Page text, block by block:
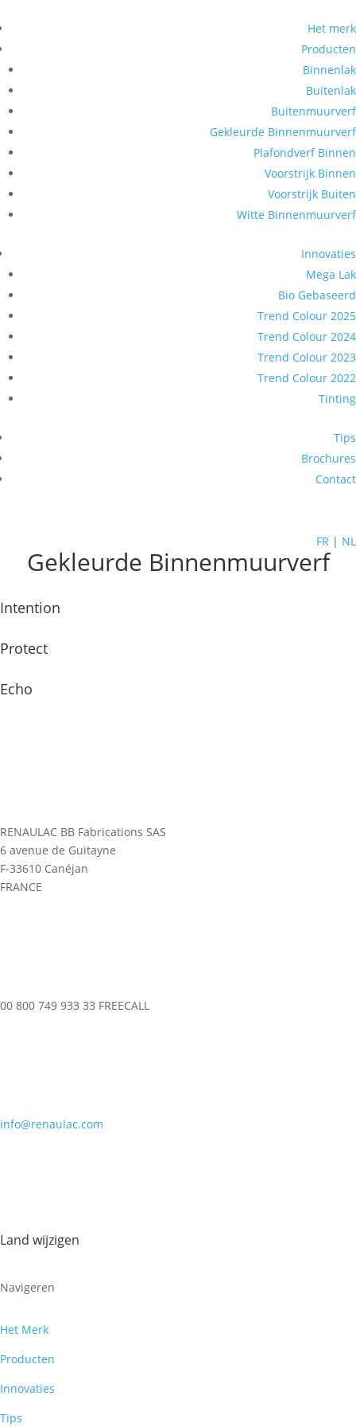
Het merk
Producten
Binnenlak
Buitenlak
Buitenmuurverf
Gekleurde Binnenmuurverf
Plafondverf Binnen
Voorstrijk Binnen
Voorstrijk Buiten
Witte Binnenmuurverf
Innovaties
Mega Lak
Bio Gebaseerd
Trend Colour 2025
Trend Colour 2024
Trend Colour 2023
Trend Colour 2022
Tinting
Tips
Brochures
Contact
FR | NL
Gekleurde Binnenmuurverf
Intention
Protect
Echo
RENAULAC BB Fabrications SAS
6 avenue de Guitayne
F-33610 Canéjan
FRANCE
00 800 749 933 33 FREECALL
info@renaulac.com
Land wijzigen
Navigeren
Het Merk
Producten
Innovaties
Tips